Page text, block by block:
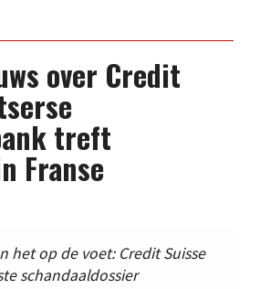
over Credit
treft
Franse
het op de voet: Credit Suisse
schandaaldossier